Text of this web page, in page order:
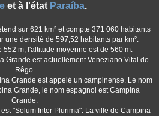
et à l'état Paraíba.
sur 621 km² et compte 371 060 habitants
une densité de 597,52 habitants par km².
552 m, l'altitude moyenne est de 560 m.
Grande est actuellement Veneziano Vital do
Rêgo.
Grande est appelé un campinense. Le nom
Grande, le nom espagnol est Campina
Grande.
"Solum Inter Plurima". La ville de Campina